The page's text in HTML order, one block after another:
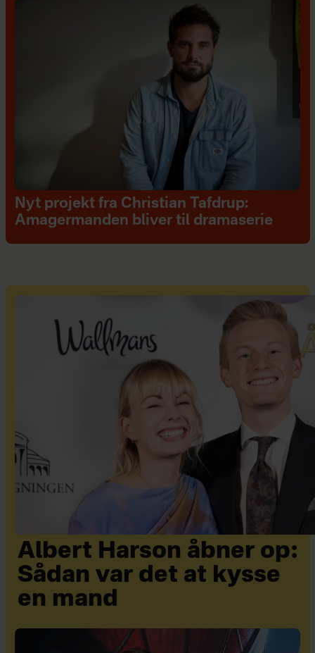
Nyt projekt fra Christian Tafdrup:
Amagermanden bliver til dramaserie
Albert Harson åbner op:
Sådan var det at kysse
en mand